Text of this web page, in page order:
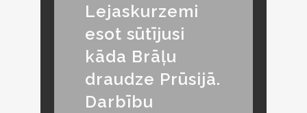
Lejaskurzemi
esot sūtījusi
kāda Brāļu
draudze Prūsijā.
Darbību